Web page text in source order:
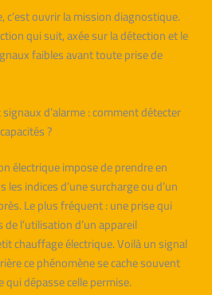
c’est ouvrir la mission diagnostique.
qui suit, axée sur la détection et le
faibles avant toute prise de
d’alarme : comment détecter
?
électrique impose de prendre en
indices d’une surcharge ou d’un
Le plus fréquent : une prise qui
l’utilisation d’un appareil
chauffage électrique. Voilà un signal
ce phénomène se cache souvent
dépasse celle permise.